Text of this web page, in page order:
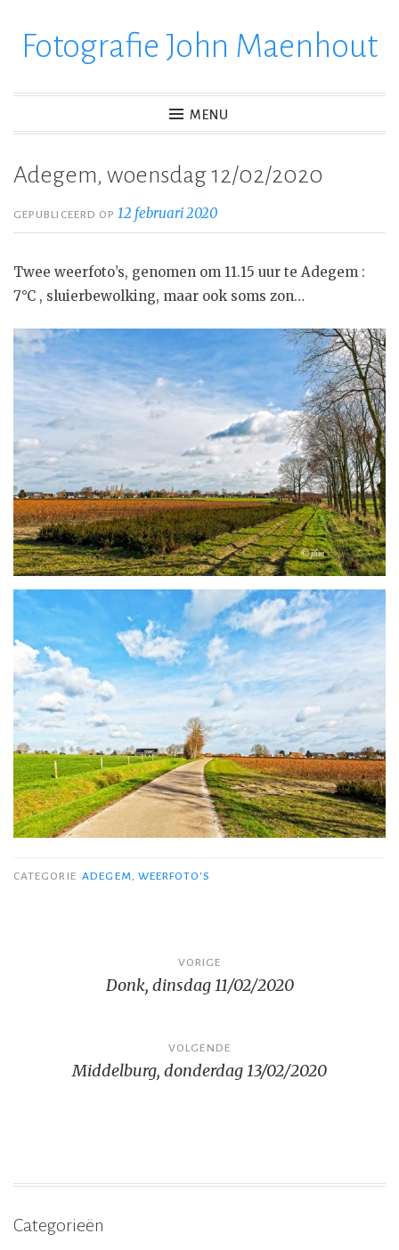
verderFotografie John Maenhout
MENU
Adegem, woensdag 12/02/2020
GEPUBLICEERD OP12 februari 2020
Twee weerfoto’s, genomen om 11.15 uur te Adegem :
7°C , sluierbewolking, maar ook soms zon…
CATEGORIE ADEGEM, WEERFOTO'S
navigatie
VORIGE
Donk, dinsdag 11/02/2020
VOLGENDE
Middelburg, donderdag 13/02/2020
Categorieën